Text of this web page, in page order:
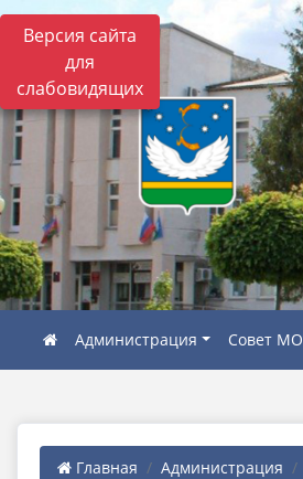
Версия сайта
для
слабовидящих
Администрация Совет
Главная Администрация